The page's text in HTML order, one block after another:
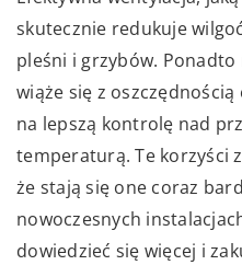
skutecznie redukuje
pleśni i grzybów.
wiąże się z
na lepszą kontrolę nad
temperaturą. Te korzyści
że stają się one coraz
nowoczesnych
dowiedzieć się więcej i